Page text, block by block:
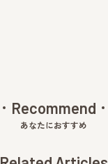
Recommend
あなたにおすすめ